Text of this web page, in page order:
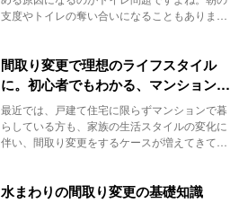
支度やトイレの奪い合いになることもありま
間取り変更で理想のライフスタイル
に。初心者でもわかる、マンション間
取り変更の基礎知識
最近では、戸建て住宅に限らずマンションで暮
らしている方も、家族の生活スタイルの変化に
伴い、間取り変更をするケースが増えてきてい
水まわりの間取り変更の基礎知識